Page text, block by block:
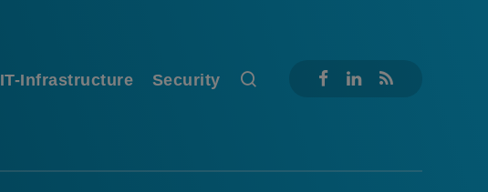
IT-Infrastructure Security